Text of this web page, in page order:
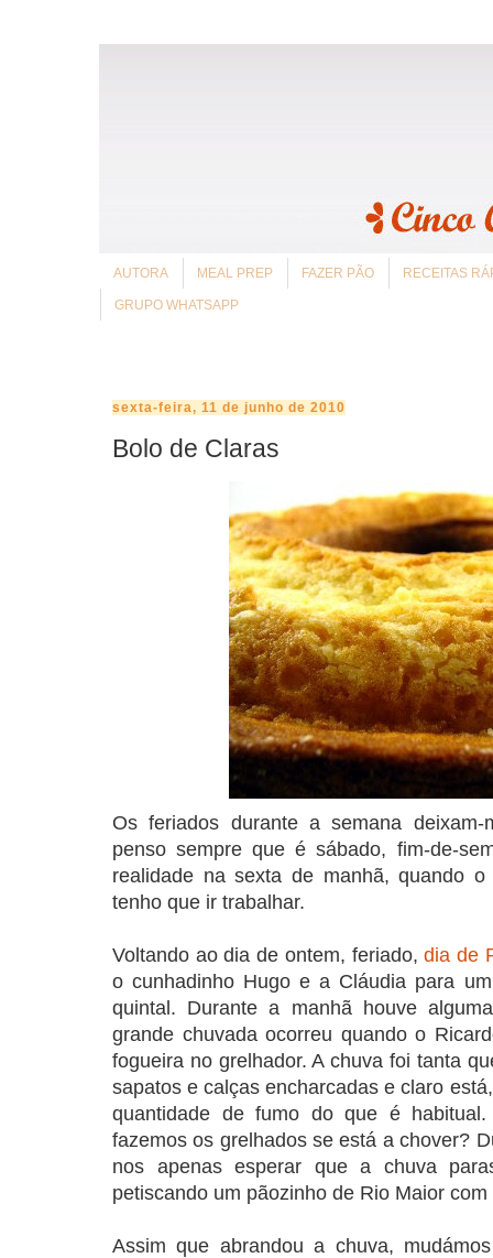
AUTORA MEAL PREP FAZER PÃO RECEITAS
GRUPO WHATSAPP
sexta-feira, 11 de junho de 2010
Bolo de Claras
Os feriados durante a semana
penso sempre que é sábado, fim-de-
realidade na sexta de manhã, quando
tenho que ir trabalhar.
Voltando ao dia de ontem, feriado,dia de
o cunhadinho Hugo e a Cláudia para
quintal. Durante a manhã houve
grande chuvada ocorreu quando o
fogueira no grelhador. A chuva foi tanta
sapatos e calças encharcadas e claro
quantidade de fumo do que é
fazemos os grelhados se está a chover?
nos apenas esperar que a chuva
petiscando um pãozinho de Rio Maior
Assim que abrandou a chuva,